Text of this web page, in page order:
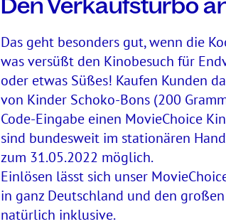
Den Verkaufsturbo
Das geht besonders gut, wenn die
was versüßt den Kinobesuch für
oder etwas Süßes! Kaufen Kunden
von Kinder Schoko-Bons (200
Code-Eingabe einen MovieChoice
sind bundesweit im stationären
zum 31.05.2022 möglich.
Einlösen lässt sich unser
in ganz Deutschland und den
natürlich inklusive.